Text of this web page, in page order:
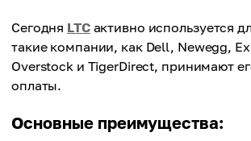
Сегодня LTCактивно используется
такие компании, как Dell, Newegg,
Overstock и TigerDirect, принимают
оплаты.
Основные преимущества: